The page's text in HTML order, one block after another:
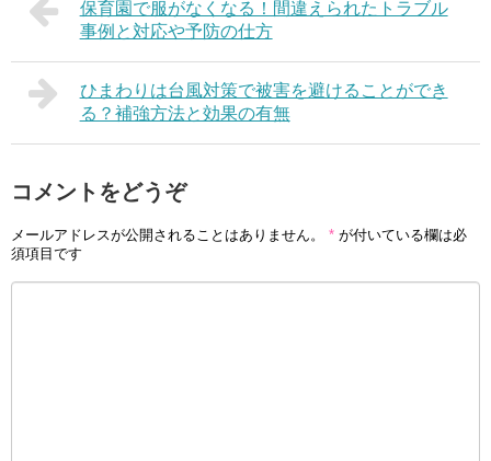
保育園で服がなくなる！間違えられたトラブル
事例と対応や予防の仕方
ひまわりは台風対策で被害を避けることができ
る？補強方法と効果の有無
コメントをどうぞ
メールアドレスが公開されることはありません。 * が付いている欄は必
須項目です